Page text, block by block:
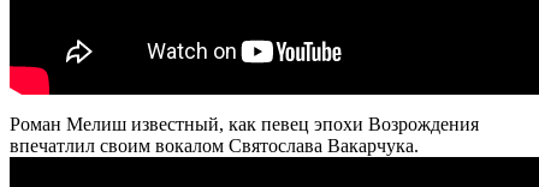
Роман Мелиш известный, как певец эпохи Возрождения
впечатлил своим вокалом Святослава Вакарчука.